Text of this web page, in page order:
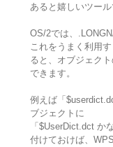
あると嬉しいツール
OS/2では、
これをうまく利用す
ると、オブジェク
できます。
例えば「
ブジェクトに
「$UserDict.dct か
付けておけば、WPS